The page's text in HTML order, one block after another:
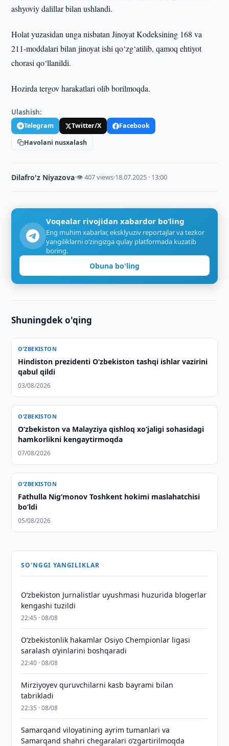
ashyoviy dalillar bilan ushlandi.
Holat yuzasidan unga nisbatan Jinoyat Kodeksining 168 va
211-moddalari bilan jinoyat ishi qo‘zg‘atilib, qamoq ehtiyot
chorasi qo‘llanildi.
Hozirda tergov harakatlari olib borilmoqda.
Ulashish:
Telegram Twitter/X
Facebook
Havolani nusxalash
Dilafro'z Niyazova·👁 407 views·18.07.2025 · 13:00
Voqealar rivojidan xabardor bo‘ling
Eng muhim xabarlar, eksklyuziv reportajlar va tezkor
yangiliklarni o‘zingizga qulay platformada kuzatib
boring.
Obuna bo'ling
Shuningdek o'qing
O‘ZBEKISTON
Hindiston prezidenti O‘zbekiston tashqi ishlar vazirini
qabul qildi
03/08/2026
O‘ZBEKISTON
Oʻzbekiston va Malayziya qishloq xoʻjaligi sohasidagi
hamkorlikni kengaytirmoqda
07/08/2026
O‘ZBEKISTON
Fathulla Nig‘monov Toshkent hokimi maslahatchisi
bo‘ldi
05/08/2026
SO'NGGI YANGILIKLAR
O‘zbekiston Jurnalistlar uyushmasi huzurida blogerlar
kengashi tuzildi
22:45 · 08/08
O‘zbekistonlik hakamlar Osiyo Chempionlar ligasi
saralash o‘yinlarini boshqaradi
22:40 · 08/08
Mirziyoyev quruvchilarni kasb bayrami bilan
tabrikladi
22:35 · 08/08
Samarqand viloyatining ayrim tumanlari va
Samarqand shahri chegaralari oʻzgartirilmoqda